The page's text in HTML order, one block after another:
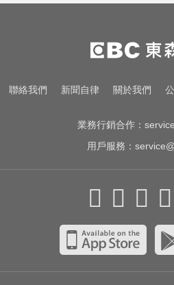
弊」！官方急出手
醫起看／20歲男私密
顆粒」醫揭真相
泰女公務員精緻妝容
聯絡我們 新聞自律 關於我們
業務行銷合作：
用戶服務：